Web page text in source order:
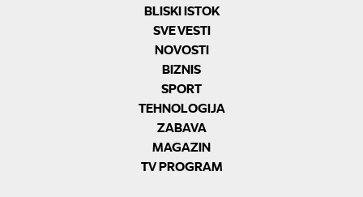
BLISKI ISTOK
SVE VESTI
NOVOSTI
BIZNIS
SPORT
TEHNOLOGIJA
ZABAVA
MAGAZIN
TV PROGRAM